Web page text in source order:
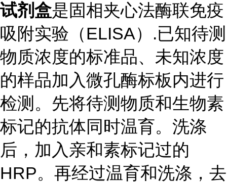
试剂盒是固相夹心法酶联免疫
吸附实验（ELISA）.已知待测
物质浓度的标准品、未知浓度
的样品加入微孔酶标板内进行
检测。先将待测物质和生物素
标记的抗体同时温育。洗涤
后，加入亲和素标记过的
HRP。再经过温育和洗涤，去